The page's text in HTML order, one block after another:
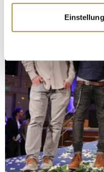
Informationen
erfassen, welche bis
bestimmten
Erfahren Sie mehr
verarbeitet werden, und
Abschnitt Einzelheiten
Wir verwenden Cookies,
personalisieren,
zu können und die
analysieren. Außerdem